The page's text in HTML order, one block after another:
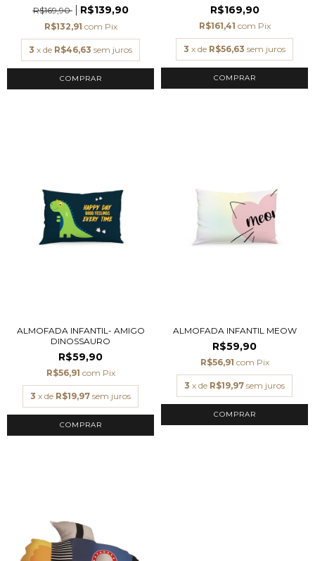
R$169,90
R$139,90
R$132,91 com Pix
3 x de R$46,63 sem juros
R$169,90
R$161,41 com Pix
3 x de R$56,63 sem juros
ALMOFADA INFANTIL- AMIGO
DINOSSAURO
R$59,90
R$56,91 com Pix
3 x de R$19,97 sem juros
ALMOFADA INFANTIL MEOW
R$59,90
R$56,91 com Pix
3 x de R$19,97 sem juros